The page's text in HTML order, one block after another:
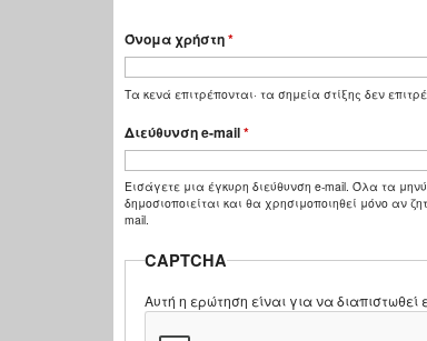
Όνομα χρήστη*
Τα κενά επιτρέπονται· τα σημεία στίξης δεν
Διεύθυνση e-mail*
Εισάγετε μια έγκυρη διεύθυνση e-mail. Όλα τα
δημοσιοποιείται και θα χρησιμοποιηθεί μόνο αν
mail.
CAPTCHA
Αυτή η ερώτηση είναι για να